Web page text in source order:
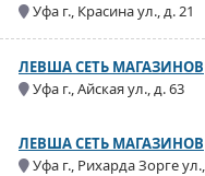
Уфа г., Красина ул., д. 21
ЛЕВША СЕТЬ МАГАЗИНОВ
Уфа г., Айская ул., д. 63
ЛЕВША СЕТЬ МАГАЗИНОВ
Уфа г., Рихарда Зорге